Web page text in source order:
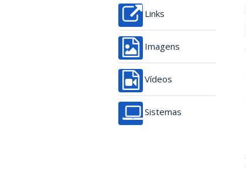
Links
Imagens
Vídeos
Sistemas